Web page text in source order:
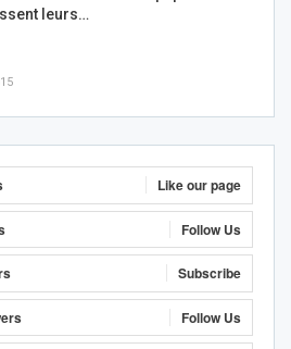
leurs…
Like our page
Follow Us
Subscribe
Follow Us